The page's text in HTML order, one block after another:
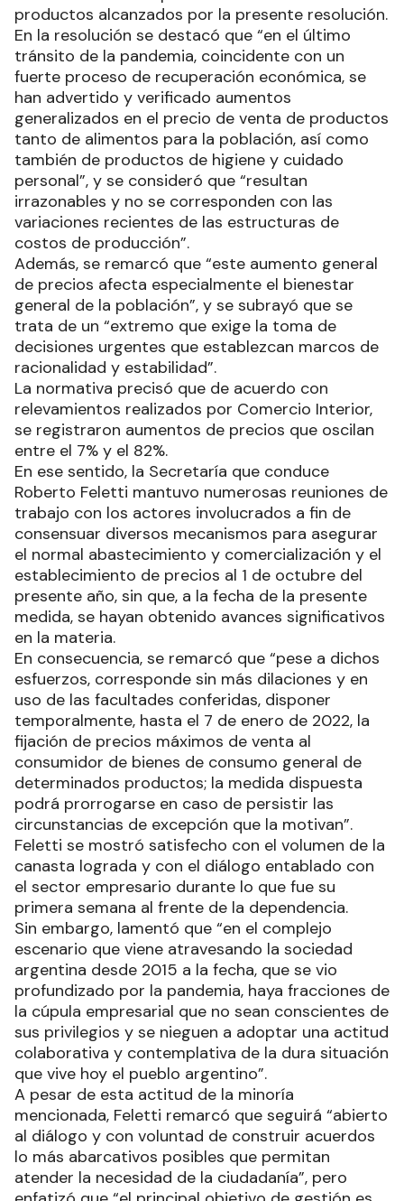
productos alcanzados por la presente resolución.
En la resolución se destacó que “en el último
tránsito de la pandemia, coincidente con un
fuerte proceso de recuperación económica, se
han advertido y verificado aumentos
generalizados en el precio de venta de productos
tanto de alimentos para la población, así como
también de productos de higiene y cuidado
personal”, y se consideró que “resultan
irrazonables y no se corresponden con las
variaciones recientes de las estructuras de
costos de producción”.
Además, se remarcó que “este aumento general
de precios afecta especialmente el bienestar
general de la población”, y se subrayó que se
trata de un “extremo que exige la toma de
decisiones urgentes que establezcan marcos de
racionalidad y estabilidad”.
La normativa precisó que de acuerdo con
relevamientos realizados por Comercio Interior,
se registraron aumentos de precios que oscilan
entre el 7% y el 82%.
En ese sentido, la Secretaría que conduce
Roberto Feletti mantuvo numerosas reuniones de
trabajo con los actores involucrados a fin de
consensuar diversos mecanismos para asegurar
el normal abastecimiento y comercialización y el
establecimiento de precios al 1 de octubre del
presente año, sin que, a la fecha de la presente
medida, se hayan obtenido avances significativos
en la materia.
En consecuencia, se remarcó que “pese a dichos
esfuerzos, corresponde sin más dilaciones y en
uso de las facultades conferidas, disponer
temporalmente, hasta el 7 de enero de 2022, la
fijación de precios máximos de venta al
consumidor de bienes de consumo general de
determinados productos; la medida dispuesta
podrá prorrogarse en caso de persistir las
circunstancias de excepción que la motivan”.
Feletti se mostró satisfecho con el volumen de la
canasta lograda y con el diálogo entablado con
el sector empresario durante lo que fue su
primera semana al frente de la dependencia.
Sin embargo, lamentó que “en el complejo
escenario que viene atravesando la sociedad
argentina desde 2015 a la fecha, que se vio
profundizado por la pandemia, haya fracciones de
la cúpula empresarial que no sean conscientes de
sus privilegios y se nieguen a adoptar una actitud
colaborativa y contemplativa de la dura situación
que vive hoy el pueblo argentino”.
A pesar de esta actitud de la minoría
mencionada, Feletti remarcó que seguirá “abierto
al diálogo y con voluntad de construir acuerdos
lo más abarcativos posibles que permitan
atender la necesidad de la ciudadanía”, pero